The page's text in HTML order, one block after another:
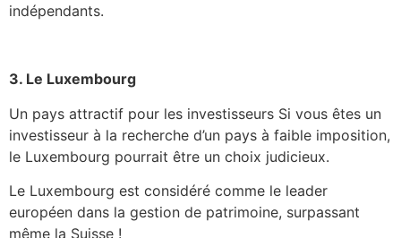
indépendants.
3. Le Luxembourg
Un pays attractif pour les investisseurs Si vous êtes un
investisseur à la recherche d’un pays à faible imposition,
le Luxembourg pourrait être un choix judicieux.
Le Luxembourg est considéré comme le leader
européen dans la gestion de patrimoine, surpassant
même la Suisse !